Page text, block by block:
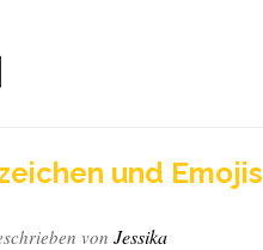
und Emojis
von Jessika